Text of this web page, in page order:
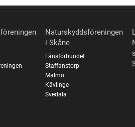
Naturskyddsföreningen
i Skåne
Länsförbundet
Staffanstorp
Malmö
Kävlinge
Svedala